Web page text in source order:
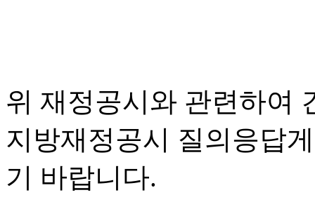
위 재정공시와 관련하여
지방재정공시 질의응답
기 바랍니다.